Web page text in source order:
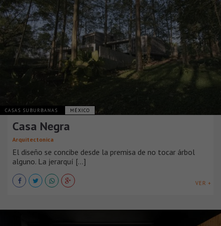
CASAS SUBURBANAS MÉXICO
Casa Negra
Arquitectonica
El diseño se concibe desde la premisa de no tocar árbol
alguno. La jerarquí [...]
VER +